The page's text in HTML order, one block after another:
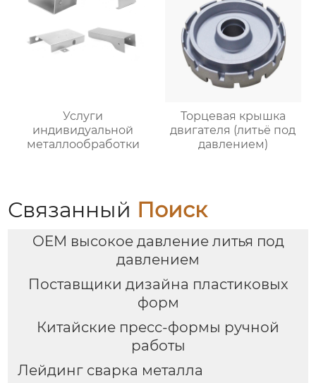
Услуги
индивидуальной
металлообработки
Торцевая крышка
двигателя (литьё под
давлением)
Связанный Поиск
OEM высокое давление литья под
давлением
Поставщики дизайна пластиковых
форм
Китайские пресс-формы ручной
работы
Лейдинг сварка металла